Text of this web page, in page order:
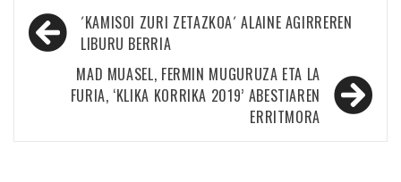
Bidalketetan
zehar
nabigatu
´KAMISOI ZURI ZETAZKOA´ ALAINE AGIRREREN
LIBURU BERRIA
MAD MUASEL, FERMIN MUGURUZA ETA LA
FURIA, ‘KLIKA KORRIKA 2019’ ABESTIAREN
ERRITMORA